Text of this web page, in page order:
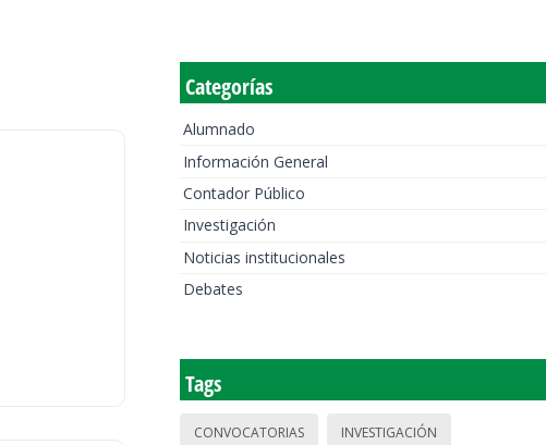
Categorías
Alumnado
Información General
Contador Público
Investigación
Noticias institucionales
Debates
Tags
CONVOCATORIAS INVESTIGACIÓN